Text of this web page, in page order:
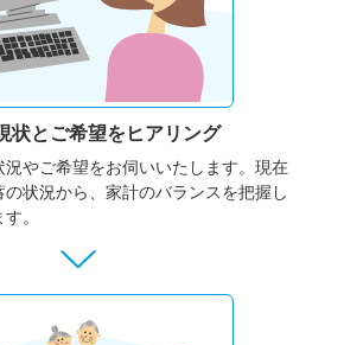
状と ご希望をヒアリング
やご希望をお伺いいたします。 現在
状況から、家計のバランスを把握し
。